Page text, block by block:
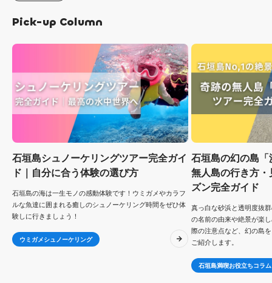
Pick-up Column
石垣島シュノーケリングツアー完全ガイ
ド｜自分に合う体験の選び方
石垣島の海は一生モノの感動体験です！ウミガメやカラフ
ルな魚達に囲まれる癒しのシュノーケリング時間をぜひ体
験しに行きましょう！
ウミガメシュノーケリング
石垣島の幻の島
無人島の行き方
ズン完全ガイド
真っ白な砂浜と透明度抜
の名前の由来や絶景が楽
際の注意点など、幻の島
ご紹介します。
石垣島満喫お役立ちコラム